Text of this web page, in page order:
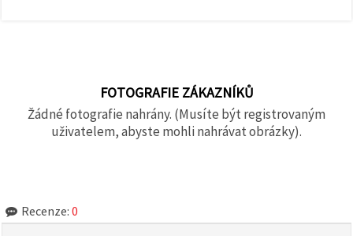
FOTOGRAFIE ZÁKAZNÍKŮ
Žádné fotografie nahrány. (Musíte být registrovaným
uživatelem, abyste mohli nahrávat obrázky).
Recenze: 0